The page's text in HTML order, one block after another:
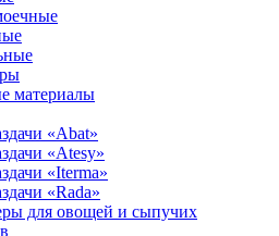
материалы
«Abat»
«Atesy»
«Iterma»
«Rada»
для овощей и сыпучих